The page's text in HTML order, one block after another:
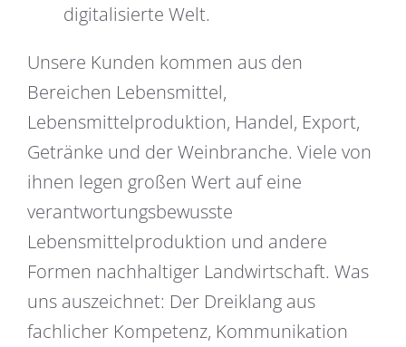
digitalisierte Welt.
Unsere Kunden kommen aus den
Bereichen Lebensmittel,
Lebensmittelproduktion, Handel, Export,
Getränke und der Weinbranche. Viele von
ihnen legen großen Wert auf eine
verantwortungsbewusste
Lebensmittelproduktion und andere
Formen nachhaltiger Landwirtschaft. Was
uns auszeichnet: Der Dreiklang aus
fachlicher Kompetenz, Kommunikation